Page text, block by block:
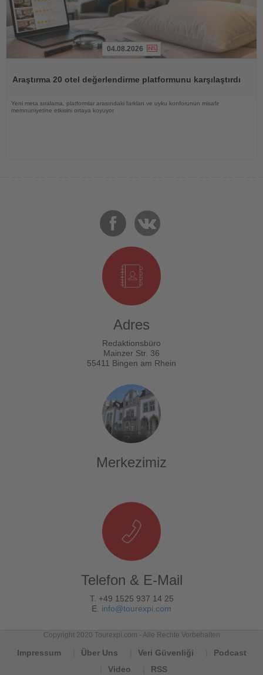
04.08.2026
Araştırma 20 otel değerlendirme platformunu karşılaştırdı
Yeni meta sıralama, platformlar arasındaki farkları ve uyku konforunun misafir
memnuniyetine etkisini ortaya koyuyor
Adres
Redaktionsbüro
Mainzer Str. 36
55411 Bingen am Rhein
Merkezimiz
Telefon & E-Mail
T. +49 1525 937 14 25
E. info@tourexpi.com
Copyright 2020 Tourexpi.com - Alle Rechte Vorbehalten
Impressum Über Uns Veri Güvenliği
Podcast
Video
RSS